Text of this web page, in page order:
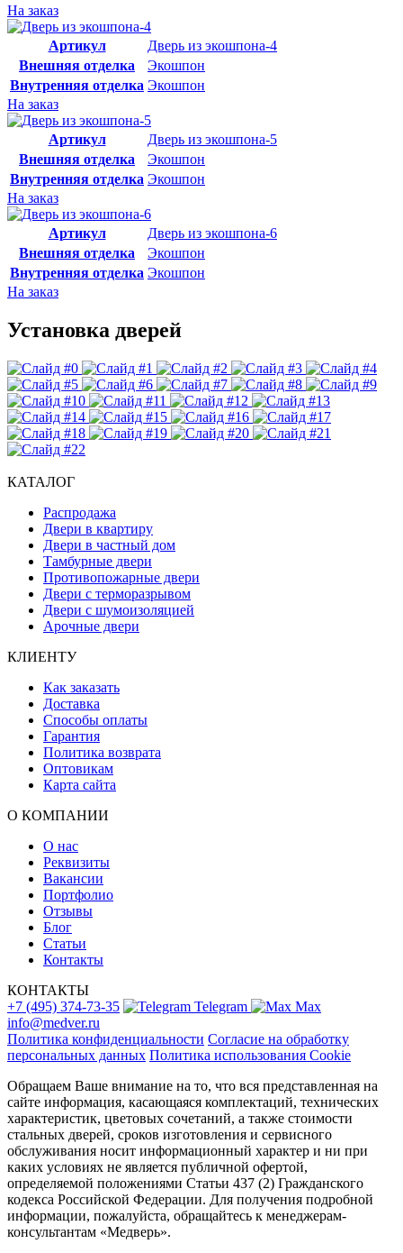
На заказ
Артикул
Дверь из экошпона-4
Внешняя отделка
Экошпон
Внутренняя отделка Экошпон
На заказ
Артикул
Дверь из экошпона-5
Внешняя отделка
Экошпон
Внутренняя отделка Экошпон
На заказ
Артикул
Дверь из экошпона-6
Внешняя отделка
Экошпон
Внутренняя отделка Экошпон
На заказ
Установка дверей
КАТАЛОГ
Распродажа
Двери в квартиру
Двери в частный дом
Тамбурные двери
Противопожарные двери
Двери с терморазрывом
Двери с шумоизоляцией
Арочные двери
КЛИЕНТУ
Как заказать
Доставка
Способы оплаты
Гарантия
Политика возврата
Оптовикам
Карта сайта
О КОМПАНИИ
О нас
Реквизиты
Вакансии
Портфолио
Отзывы
Блог
Статьи
Контакты
КОНТАКТЫ
+7 (495) 374-73-35
Telegram
Max
info@medver.ru
Политика конфиденциальности Согласие на обработку
персональных данных Политика использования Cookie
Обращаем Ваше внимание на то, что вся представленная на
сайте информация, касающаяся комплектаций, технических
характеристик, цветовых сочетаний, а также стоимости
стальных дверей, сроков изготовления и сервисного
обслуживания носит информационный характер и ни при
каких условиях не является публичной офертой,
определяемой положениями Статьи 437 (2) Гражданского
кодекса Российской Федерации. Для получения подробной
информации, пожалуйста, обращайтесь к менеджерам-
консультантам «Медверь».